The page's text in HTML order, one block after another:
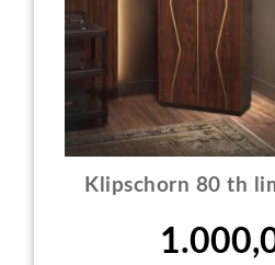
Klipschorn 80 th
Prezzo